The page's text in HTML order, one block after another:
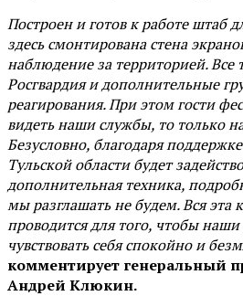
Построен и готов к работе штаб
здесь смонтирована стена
наблюдение за территорией. Все
Росгвардия и дополнительные
реагирования. При этом гости
видеть наши службы, то только
Безусловно, благодаря
Тульской области будет
дополнительная техника,
мы разглашать не будем. Вся эта
проводится для того, чтобы
чувствовать себя спокойно и
комментирует генеральный
Андрей Клюкин.